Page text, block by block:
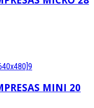
MINI 20